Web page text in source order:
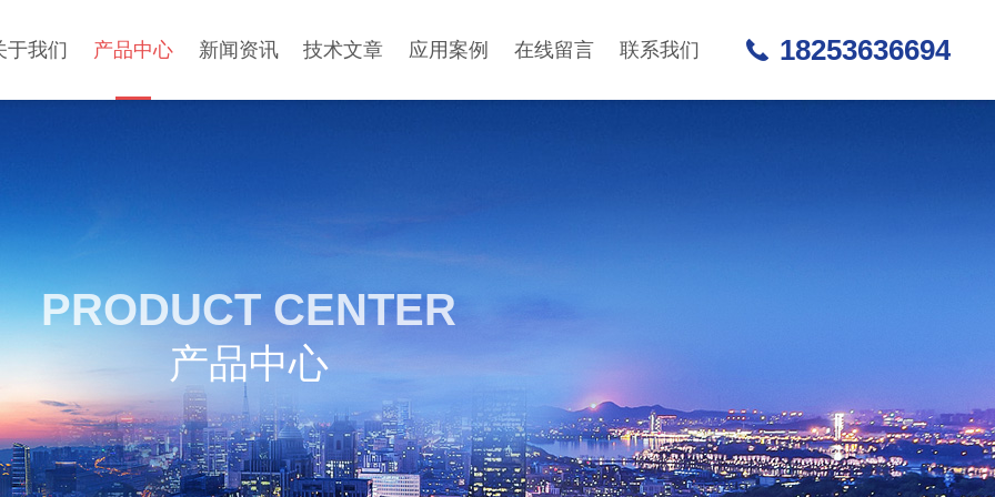
于我们 产品中心 新闻资讯 技术文章 应用案例 在线留言 联系我们 18253636694
PRODUCT CENTER
产品中心